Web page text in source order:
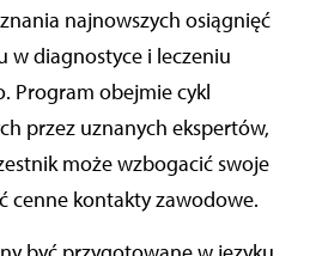
najnowszych osiągnięć
w diagnostyce i leczeniu
Program obejmie cykl
przez uznanych ekspertów,
może wzbogacić swoje
cenne kontakty zawodowe.